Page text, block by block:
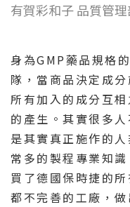
有賀彩和子 品質管
身為GMP藥品規格
隊，當商品決定成
所有加入的成分互
的產生。其實很多
是其實真正施作的
常多的製程專業知
買了德國保時捷的
都不完善的工廠，